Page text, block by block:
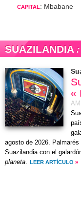
CAPITAL: Mbabane
SUAZILANDIA
«
agosto de 2026. Palmarés
Suazilandia con el
planeta. LEER ARTÍCULO »